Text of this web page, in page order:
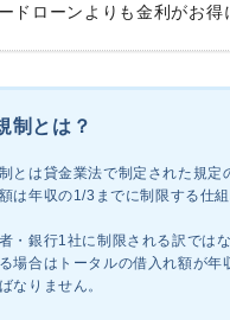
ドローンよりも金利がお得
制とは？
とは貸金業法で制定された規定
は年収の1/3までに制限する仕組
・銀行1社に制限される訳では
場合はトータルの借入れ額が年
なりません。